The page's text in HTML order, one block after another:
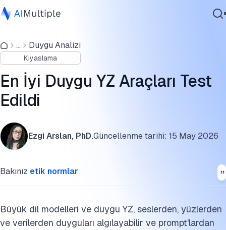
Ajanik Yapay Zeka
Siber güvenlik
Veri
Kurumsal Yazılım
Hizmetler
... Duygu Analizi
Kıyaslama
En İyi Duygu YZ Araçları Test
Edildi
Ezgi Arslan, PhD.Güncellenme tarihi: 15 May 2026
Bakınız etik normlar
Büyük dil modelleri ve duygu YZ, seslerden, yüzlerden
ve verilerden duyguları algılayabilir ve prompt'lardan
Duygusal bilişim araçları karşılaştırması
Hume Expression Measurement
Mangold Observation Studio
Imentiv YZ
Affectiva AFFDEX
Hume Empathic Voice Interface (EVI)